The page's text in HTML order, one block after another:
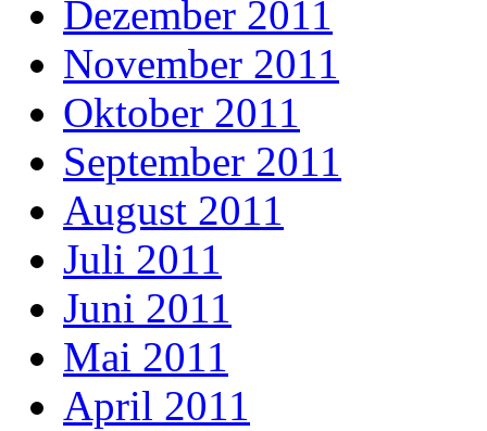
Dezember 2011
November 2011
Oktober 2011
September 2011
August 2011
Juli 2011
Juni 2011
Mai 2011
April 2011